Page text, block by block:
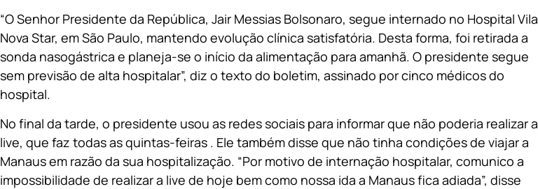
“O Senhor Presidente da República, Jair Messias Bolsonaro, segue internado no Hospital Vila
Nova Star, em São Paulo, mantendo evolução clínica satisfatória. Desta forma, foi retirada a
sonda nasogástrica e planeja-se o início da alimentação para amanhã. O presidente segue
sem previsão de alta hospitalar”, diz o texto do boletim, assinado por cinco médicos do
hospital.
No final da tarde, o presidente usou as redes sociais para informar que não poderia realizar a
live, que faz todas as quintas-feiras . Ele também disse que não tinha condições de viajar a
Manaus em razão da sua hospitalização. “Por motivo de internação hospitalar, comunico a
impossibilidade de realizar a live de hoje bem como nossa ida a Manaus fica adiada”, disse